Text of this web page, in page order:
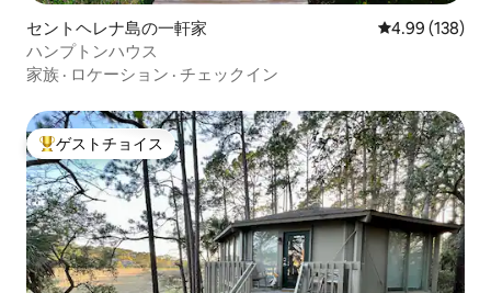
セントヘレナ島の一軒家 レビュー138
4.99 (138)
ハンプトンハウス
家族 · ロケーション · チェックイン
大好評のゲストチョイスです。
ゲストチョイス